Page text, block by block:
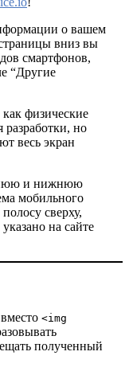
о вашем
вниз вы
смартфонов,
“Другие
физические
но
весь экран
и нижнюю
мобильного
сверху,
на сайте
вместо <img
полученный